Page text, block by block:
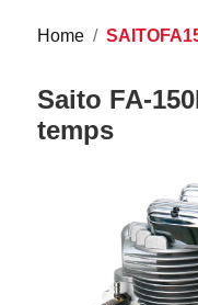
Home
Saito FA-
temps